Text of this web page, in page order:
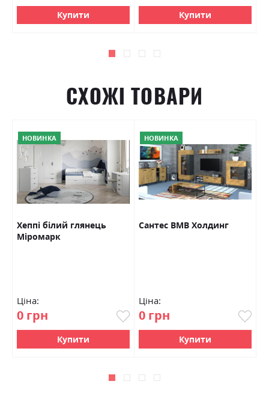
Купити Купити
СХОЖІ ТОВАРИ
НОВИНКА
Хеппі білий глянець
Міромарк
Ціна:
0 грн
Купити
НОВИНКА
Сантес ВМВ Холдинг
Ціна:
0 грн
Купити